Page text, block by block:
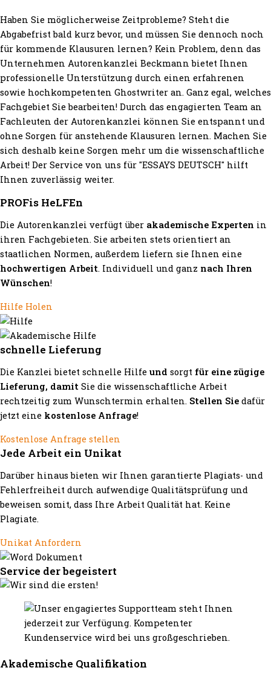
Haben Sie möglicherweise Zeitprobleme? Steht die
Abgabefrist bald kurz bevor, und müssen Sie dennoch noch
für kommende Klausuren lernen? Kein Problem, denn das
Unternehmen Autorenkanzlei Beckmann bietet Ihnen
professionelle Unterstützung durch einen erfahrenen
sowie hochkompetenten Ghostwriter an. Ganz egal, welches
Fachgebiet Sie bearbeiten! Durch das engagierten Team an
Fachleuten der Autorenkanzlei können Sie entspannt und
ohne Sorgen für anstehende Klausuren lernen. Machen Sie
sich deshalb keine Sorgen mehr um die wissenschaftliche
Arbeit! Der Service von uns für "ESSAYS DEUTSCH" hilft
Ihnen zuverlässig weiter.
PROFis HeLFEn
Die Autorenkanzlei verfügt über akademische Experten in
ihren Fachgebieten. Sie arbeiten stets orientiert an
staatlichen Normen, außerdem liefern sie Ihnen eine
hochwertigen Arbeit. Individuell und ganz nach Ihren
Wünschen!
Hilfe Holen
schnelle Lieferung
Die Kanzlei bietet schnelle Hilfe und sorgt für eine zügige
Lieferung, damit Sie die wissenschaftliche Arbeit
rechtzeitig zum Wunschtermin erhalten. Stellen Sie dafür
jetzt eine kostenlose Anfrage!
Kostenlose Anfrage stellen
Jede Arbeit ein Unikat
Darüber hinaus bieten wir Ihnen garantierte Plagiats- und
Fehlerfreiheit durch aufwendige Qualitätsprüfung und
beweisen somit, dass Ihre Arbeit Qualität hat. Keine
Plagiate.
Unikat Anfordern
Service der begeistert
Akademische Qualifikation